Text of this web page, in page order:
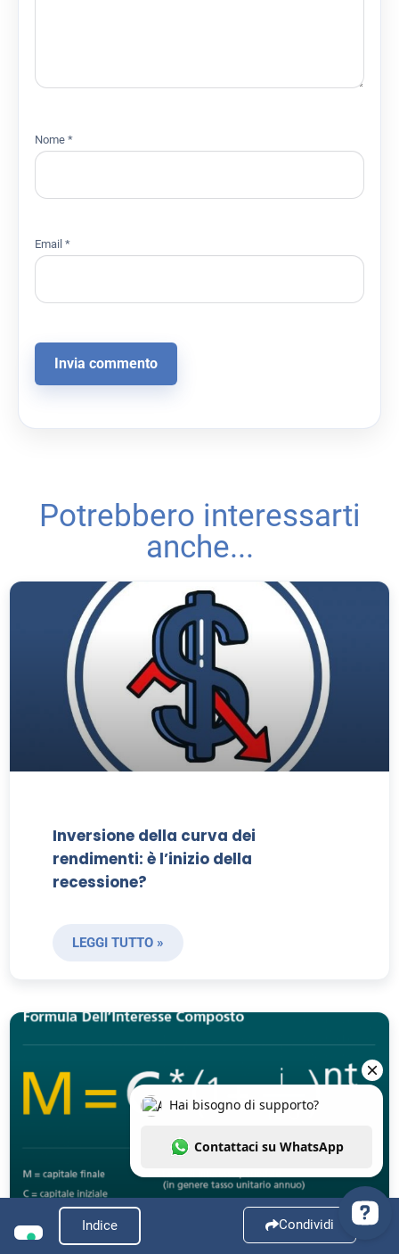
Nome *
Email *
Potrebbero interessarti
anche...
Inversione della curva dei
rendimenti: è l’inizio della
recessione?
LEGGI TUTTO »
Indice Condividi